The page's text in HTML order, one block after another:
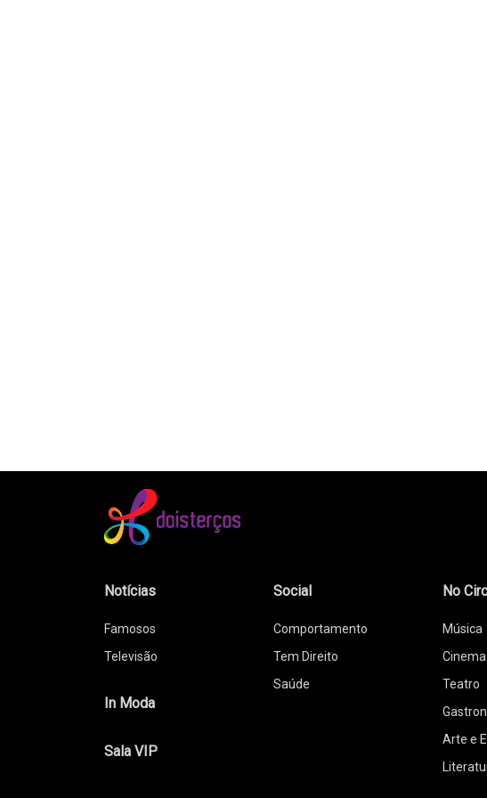
Notícias
Famosos
Televisão
In Moda
Sala VIP
Social
Comportamento
Tem Direito
Saúde
No
Música
Cinema
Teatro
Arte e